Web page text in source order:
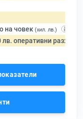
на човек (хил. лв.)
оперативни разходи